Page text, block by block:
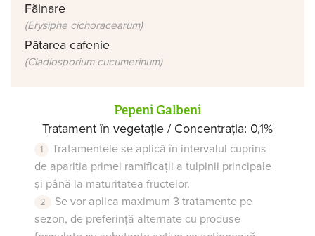
Făinare
(Erysiphe cichoracearum)
Pătarea cafenie
(Cladiosporium cucumerinum)
Pepeni Galbeni
Tratament în vegetație / Concentrația: 0,1%
Tratamentele se aplică în intervalul cuprins
de apariția primei ramificații a tulpinii principale
și până la maturitatea fructelor.
Se vor aplica maximum 3 tratamente pe
sezon, de preferință alternate cu produse